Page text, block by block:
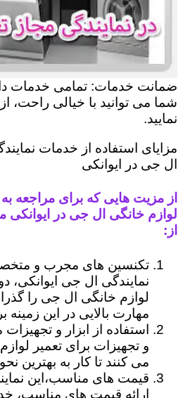
ضمانت خدمات: تمامی خدمات
شما می توانید با خیالی راحت،
نمایید.
مزایای استفاده از خدمات
ال جی در ایوانکی
از مزیت هایی که برای مراجعه
لوازم خانگی ال جی در ایوانکی
از:
تکنسین های مجرب و
نمایندگی ال جی ایوانکی،
لوازم خانگی ال جی را
مهارت بالایی در این زمینه
استفاده از ابزار و تجهیزات
و تجهیزات برای تعمیر
می کنند تا کار به بهترین
قیمت های مناسب،این
ارائه قیمت های مناسب،